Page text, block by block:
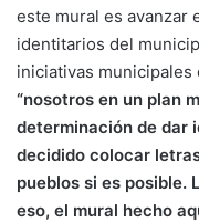
este mural es avanzar
identitarios del
iniciativas
“nosotros en un plan
determinación de dar
decidido colocar
pueblos si es posible.
eso, el mural hecho